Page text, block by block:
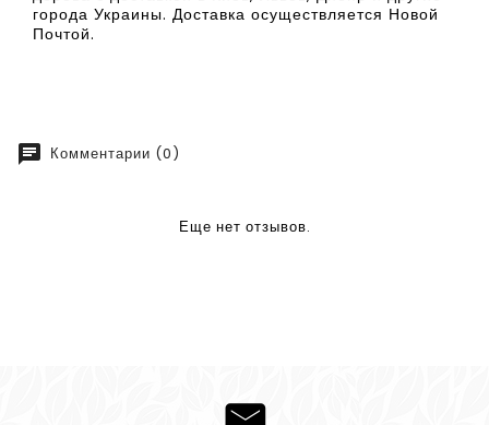
города Украины. Доставка осуществляется Новой
Почтой.
chat Комментарии (0)
Еще нет отзывов.